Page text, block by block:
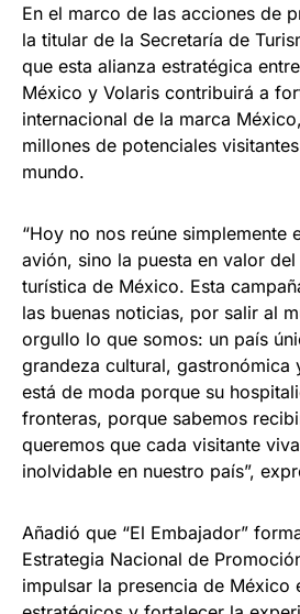
En el marco de las acciones de
la titular de la Secretaría de
que esta alianza estratégica
México y Volaris contribuirá a
internacional de la marca
millones de potenciales
mundo.
“Hoy no nos reúne simplemente
avión, sino la puesta en valor
turística de México. Esta
las buenas noticias, por salir al
orgullo lo que somos: un país
grandeza cultural, gastronómica
está de moda porque su
fronteras, porque sabemos
queremos que cada visitante
inolvidable en nuestro país”,
Añadió que “El Embajador”
Estrategia Nacional de
impulsar la presencia de México